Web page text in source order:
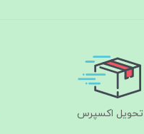
تحویل اکسپرس